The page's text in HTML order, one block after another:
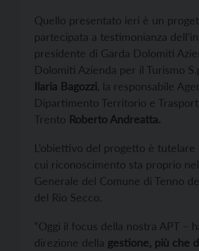
Quello presentato ieri è un
partecipata a testimonianza
presidente di Garda Dolomiti
Dolomiti Azienda per il Turismo
Ilaria Bagozzi , la responsabile
Dipartimento Territorio e
Trento Roberto Andreatta.
L’obiettivo del progetto è
cui riconoscimento sta proprio
Generale del Comune di Tenno
del Rio Secco.
“Oggi il focus della nostra APT –
direzione della gestione, più che